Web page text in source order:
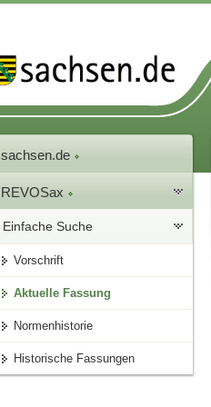
sachsen.de
REVOSax
Einfache Suche
Vorschrift
Aktuelle Fassung
Normenhistorie
Historische Fassungen